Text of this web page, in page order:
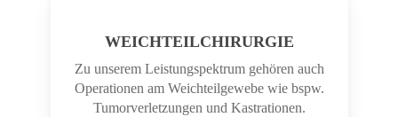
WEICHTEILCHIRURGIE
Zu unserem Leistungspektrum gehören auch
Operationen am Weichteilgewebe wie bspw.
Tumorverletzungen und Kastrationen.